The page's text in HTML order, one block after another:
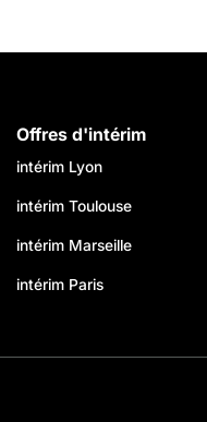
Offres d'intérim
intérim Lyon
intérim Toulouse
intérim Marseille
intérim Paris